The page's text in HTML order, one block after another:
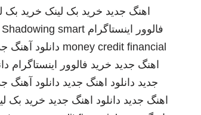
اهنگ جدید خرید بک لینک خرید بک
فالوور اینستاگرام smart
money credit financial دانلود آهنگ
اهنگ جدید خرید فالوور اینستاگرام
جدید دانلود اهنگ جدید دانلود آهنگ
اهنگ جدید دانلود اهنگ جدید خرید بک